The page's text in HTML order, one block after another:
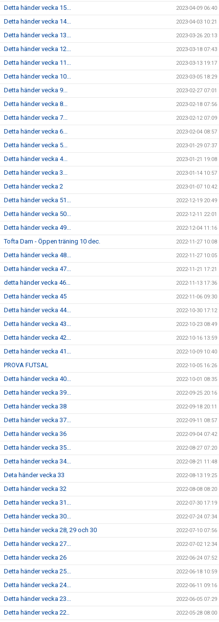
Detta händer vecka 15... 2023-04-09 06:40
Detta händer vecka 14... 2023-04-03 10:21
Detta händer vecka 13... 2023-03-26 20:13
Detta händer vecka 12... 2023-03-18 07:43
Detta händer vecka 11... 2023-03-13 19:17
Detta händer vecka 10... 2023-03-05 18:29
Detta händer vecka 9... 2023-02-27 07:01
Detta händer vecka 8... 2023-02-18 07:56
Detta händer vecka 7... 2023-02-12 07:09
Detta händer vecka 6... 2023-02-04 08:57
Detta händer vecka 5... 2023-01-29 07:37
Detta händer vecka 4... 2023-01-21 19:08
Detta händer vecka 3... 2023-01-14 10:57
Detta händer vecka 2 2023-01-07 10:42
Detta händer vecka 51... 2022-12-19 20:49
Detta händer vecka 50... 2022-12-11 22:01
Detta händer vecka 49... 2022-12-04 11:16
Tofta Dam - Öppen träning 10 dec. 2022-11-27 10:08
Detta händer vecka 48... 2022-11-27 10:05
Detta händer vecka 47... 2022-11-21 17:21
detta händer vecka 46... 2022-11-13 17:36
Detta händer vecka 45 2022-11-06 09:30
Detta händer vecka 44... 2022-10-30 17:12
Detta händer vecka 43... 2022-10-23 08:49
Detta händer vecka 42... 2022-10-16 13:59
Detta händer vecka 41... 2022-10-09 10:40
PROVA FUTSAL 2022-10-05 16:26
Detta händer vecka 40... 2022-10-01 08:35
Detta händer vecka 39... 2022-09-25 20:16
Detta händer vecka 38 2022-09-18 20:11
Detta händer vecka 37... 2022-09-11 08:57
Detta händer vecka 36 2022-09-04 07:42
Detta händer vecka 35... 2022-08-27 07:20
Detta händer vecka 34... 2022-08-21 11:48
Deta händer vecka 33 2022-08-13 19:25
Detta händer vecka 32 2022-08-08 08:20
Detta händer vecka 31... 2022-07-30 17:19
Detta händer vecka 30... 2022-07-24 07:34
Detta händer vecka 28, 29 och 30 2022-07-10 07:56
Detta händer vecka 27... 2022-07-02 12:34
Detta händer vecka 26 2022-06-24 07:52
Detta händer vecka 25... 2022-06-18 10:59
Detta händer vecka 24... 2022-06-11 09:16
Detta händer vecka 23... 2022-06-05 07:29
Detta händer vecka 22.. 2022-05-28 08:00